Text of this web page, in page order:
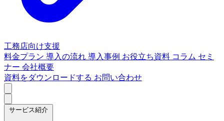
工務店向け支援
料金プラン 導入の流れ 導入事例 お役立ち資料 コラム セミ
ナー 会社概要
資料をダウンロードする お問い合わせ